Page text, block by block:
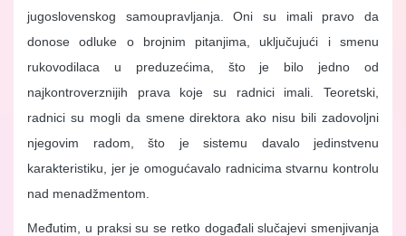
jugoslovenskog samoupravljanja. Oni su imali pravo da
donose odluke o brojnim pitanjima, uključujući i smenu
rukovodilaca u preduzećima, što je bilo jedno od
najkontroverznijih prava koje su radnici imali. Teoretski,
radnici su mogli da smene direktora ako nisu bili zadovoljni
njegovim radom, što je sistemu davalo jedinstvenu
karakteristiku, jer je omogućavalo radnicima stvarnu kontrolu
nad menadžmentom.
Međutim, u praksi su se retko događali slučajevi smenjivanja